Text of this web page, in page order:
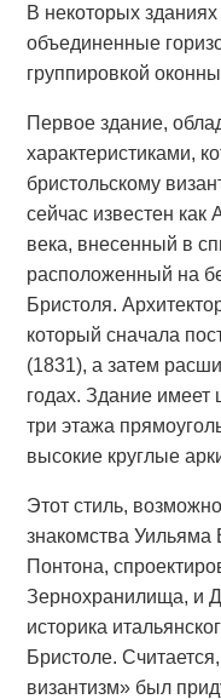
В некоторых
объединенные
группировкой
Первое здание,
характеристиками,
бристольскому
сейчас известен
века, внесенный в
расположенный на
Бристоля.
который сначала
(1831), а затем
годах. Здание
три этажа
высокие круглые
Этот стиль,
знакомства
Понтона,
Зернохранилища, и
историка
Бристоле.
византизм» был